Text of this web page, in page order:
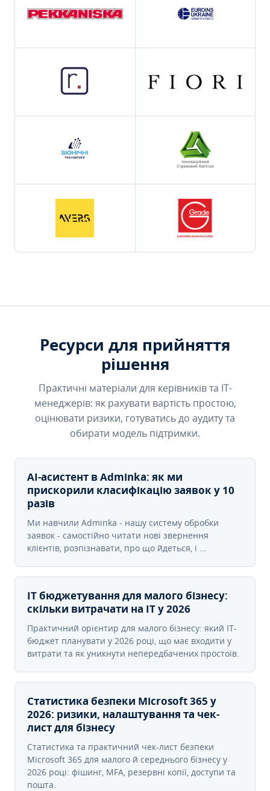
Ресурси для прийняття
рішення
Практичні матеріали для керівників та IT-
менеджерів: як рахувати вартість простою,
оцінювати ризики, готуватись до аудиту та
обирати модель підтримки.
AI-асистент в Adminka: як ми
прискорили класифікацію заявок у 10
разів
Ми навчили Adminka - нашу систему обробки
заявок - самостійно читати нові звернення
клієнтів, розпізнавати, про що йдеться, і …
IT бюджетування для малого бізнесу:
скільки витрачати на IT у 2026
Практичний орієнтир для малого бізнесу: який IT-
бюджет планувати у 2026 році, що має входити у
витрати та як уникнути непередбачених простоїв.
Статистика безпеки Microsoft 365 у
2026: ризики, налаштування та чек-
лист для бізнесу
Статистика та практичний чек-лист безпеки
Microsoft 365 для малого й середнього бізнесу у
2026 році: фішинг, MFA, резервні копії, доступи та
пошта.